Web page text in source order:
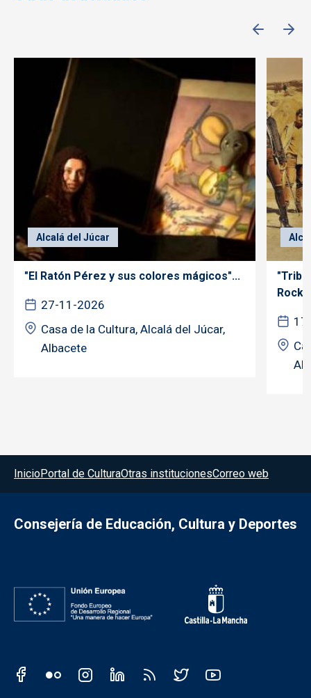
Alcalá del Júcar
"El Ratón Pérez y sus colores mágicos"...
27-11-2026
Casa de la Cultura, Alcalá del Júcar,
Albacete
Menú del pie
InicioPortal de CulturaOtras institucionesCorreo web
Consejería de Educación, Cultura y Deportes
Redes sociales JCCM